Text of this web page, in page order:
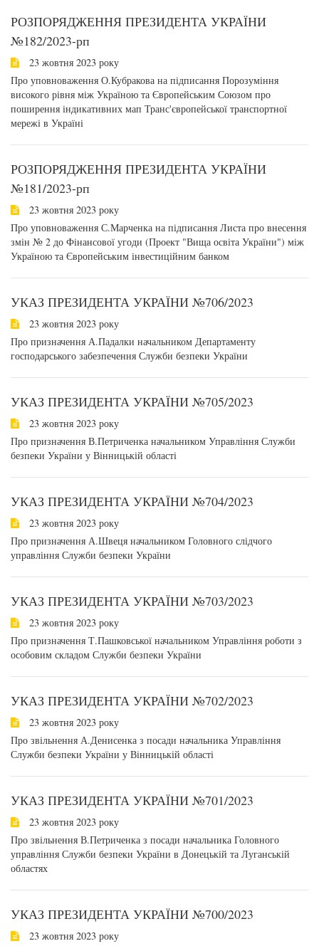
РОЗПОРЯДЖЕННЯ ПРЕЗИДЕНТА УКРАЇНИ
№182/2023-рп
23 жовтня 2023 року
Про уповноваження О.Кубракова на підписання Порозуміння
високого рівня між Україною та Європейським Союзом про
поширення індикативних мап Транс'європейської транспортної
мережі в Україні
РОЗПОРЯДЖЕННЯ ПРЕЗИДЕНТА УКРАЇНИ
№181/2023-рп
23 жовтня 2023 року
Про уповноваження С.Марченка на підписання Листа про внесення
змін № 2 до Фінансової угоди (Проект "Вища освіта України") між
Україною та Європейським інвестиційним банком
УКАЗ ПРЕЗИДЕНТА УКРАЇНИ №706/2023
23 жовтня 2023 року
Про призначення А.Падалки начальником Департаменту
господарського забезпечення Служби безпеки України
УКАЗ ПРЕЗИДЕНТА УКРАЇНИ №705/2023
23 жовтня 2023 року
Про призначення В.Петриченка начальником Управління Служби
безпеки України у Вінницькій області
УКАЗ ПРЕЗИДЕНТА УКРАЇНИ №704/2023
23 жовтня 2023 року
Про призначення А.Швеця начальником Головного слідчого
управління Служби безпеки України
УКАЗ ПРЕЗИДЕНТА УКРАЇНИ №703/2023
23 жовтня 2023 року
Про призначення Т.Пашковської начальником Управління роботи з
особовим складом Служби безпеки України
УКАЗ ПРЕЗИДЕНТА УКРАЇНИ №702/2023
23 жовтня 2023 року
Про звільнення А.Денисенка з посади начальника Управління
Служби безпеки України у Вінницькій області
УКАЗ ПРЕЗИДЕНТА УКРАЇНИ №701/2023
23 жовтня 2023 року
Про звільнення В.Петриченка з посади начальника Головного
управління Служби безпеки України в Донецькій та Луганській
областях
УКАЗ ПРЕЗИДЕНТА УКРАЇНИ №700/2023
23 жовтня 2023 року